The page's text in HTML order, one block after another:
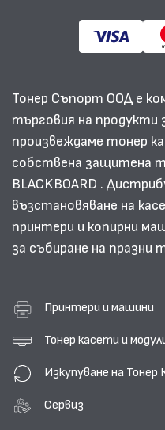
Тонер Съпорт ООД е
търговия на продукти
произвеждаме тонер
собствена защитена
BLACKBOARD .
възстановяване на
принтери и копирни
за събиране на празни
Принтери и машини
Тонер касети и
Изкупуване на Тонер
Сервиз